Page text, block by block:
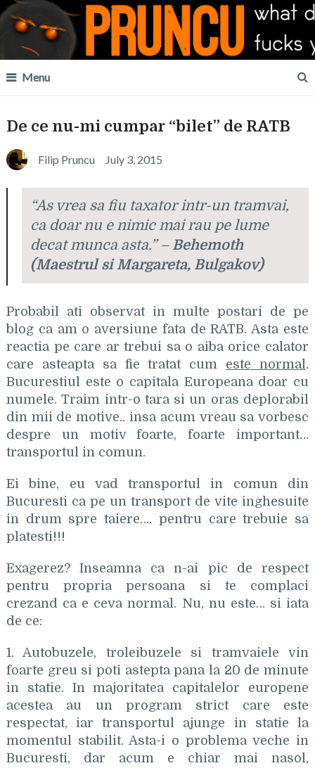
Menu
De ce nu-mi cumpar “bilet” de RATB
Filip Pruncu July 3, 2015
“As vrea sa fiu taxator intr-un tramvai,
ca doar nu e nimic mai rau pe lume
decat munca asta.” – Behemoth
(Maestrul si Margareta, Bulgakov)
Probabil ati observat in multe postari de pe
blog ca am o aversiune fata de RATB. Asta este
reactia pe care ar trebui sa o aiba orice calator
care asteapta sa fie tratat cum este normal.
Bucurestiul este o capitala Europeana doar cu
numele. Traim intr-o tara si un oras deplorabil
din mii de motive.. insa acum vreau sa vorbesc
despre un motiv foarte, foarte important…
transportul in comun.
Ei bine, eu vad transportul in comun din
Bucuresti ca pe un transport de vite inghesuite
in drum spre taiere…. pentru care trebuie sa
platesti!!!
Exagerez? Inseamna ca n-ai pic de respect
pentru propria persoana si te complaci
crezand ca e ceva normal. Nu, nu este… si iata
de ce:
1. Autobuzele, troleibuzele si tramvaiele vin
foarte greu si poti astepta pana la 20 de minute
in statie. In majoritatea capitalelor europene
acestea au un program strict care este
respectat, iar transportul ajunge in statie la
momentul stabilit. Asta-i o problema veche in
Bucuresti, dar acum e chiar mai nasol,